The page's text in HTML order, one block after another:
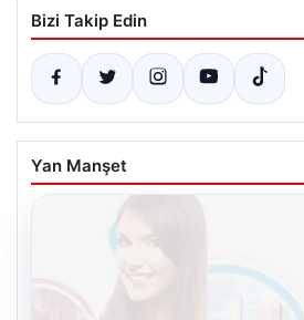
Bizi Takip Edin
Yan Manşet